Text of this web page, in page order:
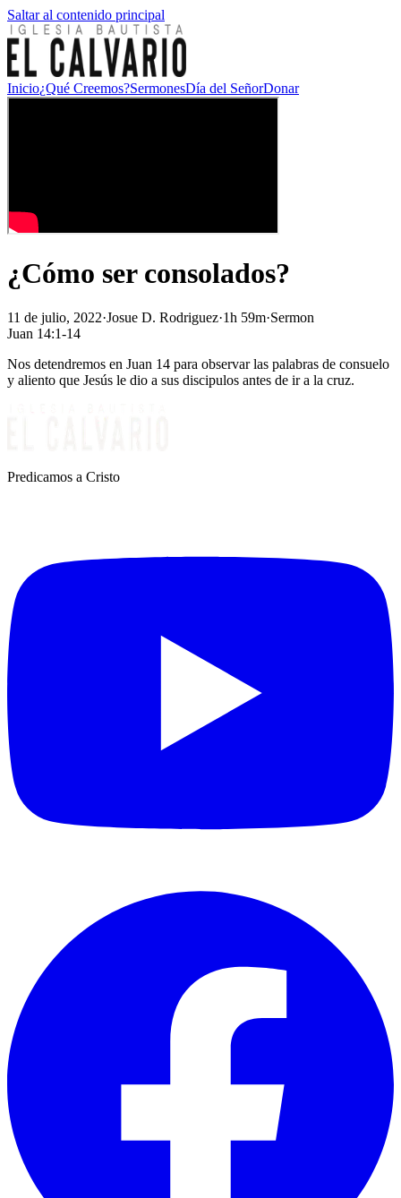
Saltar al contenido principal
Inicio¿Qué Creemos?SermonesDía del SeñorDonar
¿Cómo ser consolados?
11 de julio, 2022·Josue D. Rodriguez·1h 59m·Sermon
Juan 14:1-14
Nos detendremos en Juan 14 para observar las palabras de consuelo
y aliento que Jesús le dio a sus discipulos antes de ir a la cruz.
Predicamos a Cristo